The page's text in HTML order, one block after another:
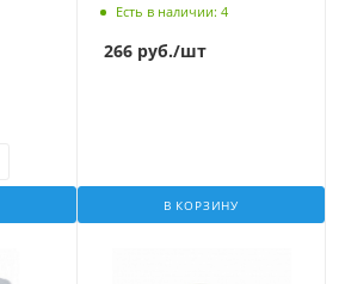
Есть в наличии: 4
266 руб./шт
В КОРЗИНУ